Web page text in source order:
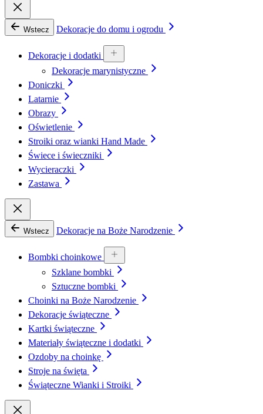
Wstecz Dekoracje do domu i ogrodu
Dekoracje i dodatki
Dekoracje marynistyczne
Doniczki
Latarnie
Obrazy
Oświetlenie
Stroiki oraz wianki Hand Made
Świece i świeczniki
Wycieraczki
Zastawa
Wstecz Dekoracje na Boże Narodzenie
Bombki choinkowe
Szklane bombki
Sztuczne bombki
Choinki na Boże Narodzenie
Dekoracje świąteczne
Kartki świąteczne
Materiały świąteczne i dodatki
Ozdoby na choinkę
Stroje na święta
Świąteczne Wianki i Stroiki